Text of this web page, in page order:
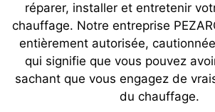
réparer, installer et entretenir
chauffage. Notre entreprise
entièrement autorisée,
qui signifie que vous pouvez
sachant que vous engagez de
du chauffage.